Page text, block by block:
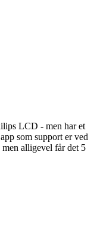
LCD - men har et
som support er ved
alligevel får det 5